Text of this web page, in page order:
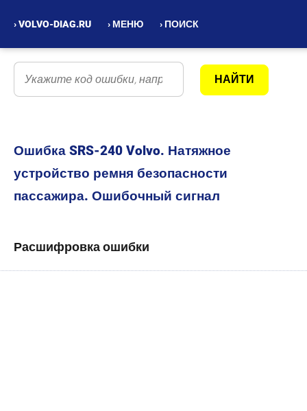
› VOLVO-DIAG.RU › МЕНЮ › ПОИСК
Ошибка SRS-240 Volvo. Натяжное
устройство ремня безопасности
пассажира. Ошибочный сигнал
Расшифровка ошибки